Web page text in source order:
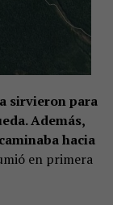
sirvieron para
Además,
hacia
en primera